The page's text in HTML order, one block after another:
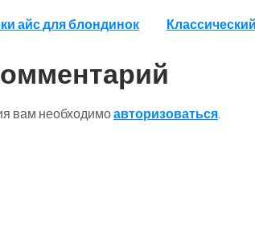
айс для блондинок
вам необходимоавторизоваться.